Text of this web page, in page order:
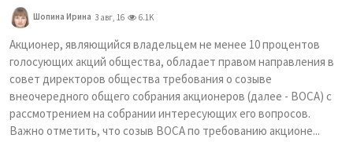
Шопина Ирина 3 авг, 16 6.1K
Акционер, являющийся владельцем не менее 10 процентов
голосующих акций общества, обладает правом направления в
совет директоров общества требования о созыве
внеочередного общего собрания акционеров (далее - ВОСА) с
рассмотрением на собрании интересующих его вопросов.
Важно отметить, что созыв ВОСА по требованию акционе...